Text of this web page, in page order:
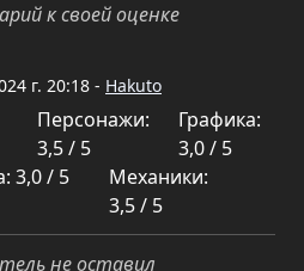
к своей оценке
г. 20:18 - Hakuto
Персонажи:
3,5 / 5
Графика:
3,0 / 5
3,0 / 5
Механики:
3,5 / 5
не оставил